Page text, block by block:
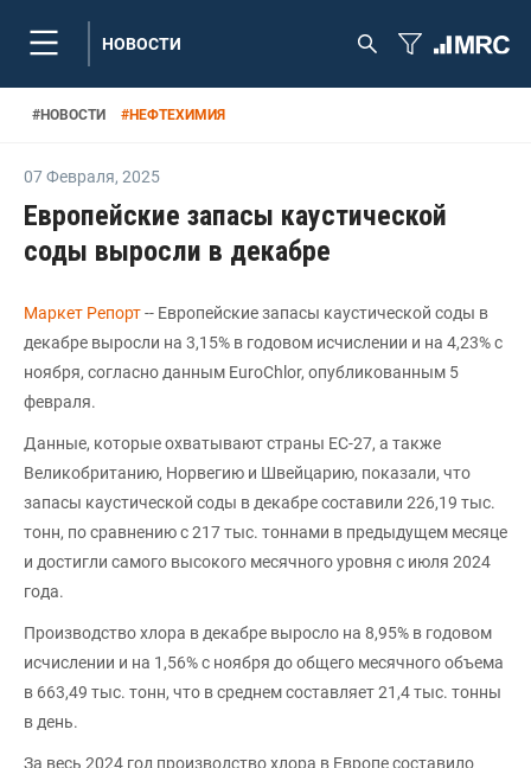
НОВОСТИ
#НОВОСТИ #НЕФТЕХИМИЯ
07 Февраля, 2025
Европейские запасы каустической
соды выросли в декабре
Маркет Репорт-- Европейские запасы каустической соды в
декабре выросли на 3,15% в годовом исчислении и на 4,23% с
ноября, согласно данным EuroChlor, опубликованным 5
февраля.
Данные, которые охватывают страны ЕС-27, а также
Великобританию, Норвегию и Швейцарию, показали, что
запасы каустической соды в декабре составили 226,19 тыс.
тонн, по сравнению с 217 тыс. тоннами в предыдущем месяце
и достигли самого высокого месячного уровня с июля 2024
года.
Производство хлора в декабре выросло на 8,95% в годовом
исчислении и на 1,56% с ноября до общего месячного объема
в 663,49 тыс. тонн, что в среднем составляет 21,4 тыс. тонны
в день.
За весь 2024 год производство хлора в Европе составило